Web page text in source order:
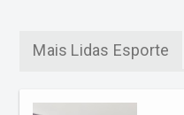
Mais Lidas Esporte